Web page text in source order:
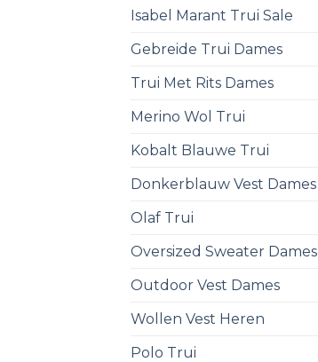
Isabel Marant Trui Sale
Gebreide Trui Dames
Trui Met Rits Dames
Merino Wol Trui
Kobalt Blauwe Trui
Donkerblauw Vest Dames
Olaf Trui
Oversized Sweater Dames
Outdoor Vest Dames
Wollen Vest Heren
Polo Trui